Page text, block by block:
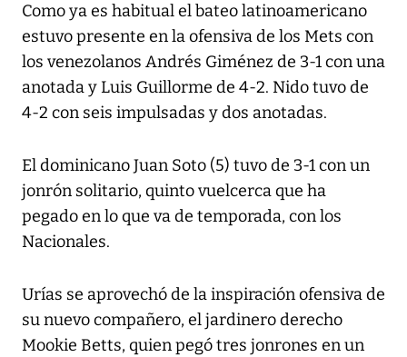
Como ya es habitual el bateo latinoamericano
estuvo presente en la ofensiva de los Mets con
los venezolanos Andrés Giménez de 3-1 con una
anotada y Luis Guillorme de 4-2. Nido tuvo de
4-2 con seis impulsadas y dos anotadas.
El dominicano Juan Soto (5) tuvo de 3-1 con un
jonrón solitario, quinto vuelcerca que ha
pegado en lo que va de temporada, con los
Nacionales.
Urías se aprovechó de la inspiración ofensiva de
su nuevo compañero, el jardinero derecho
Mookie Betts, quien pegó tres jonrones en un